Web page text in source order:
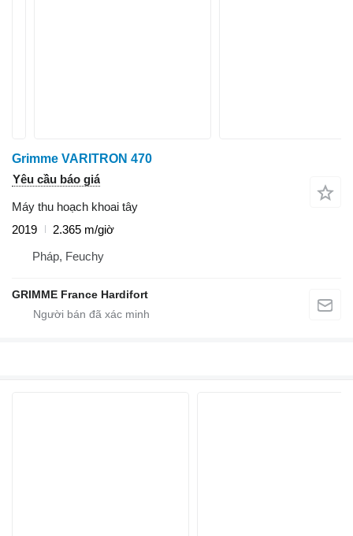
Grimme VARITRON 470
Yêu cầu báo giá
Máy thu hoạch khoai tây
2019
2.365 m/giờ
Pháp, Feuchy
GRIMME France Hardifort